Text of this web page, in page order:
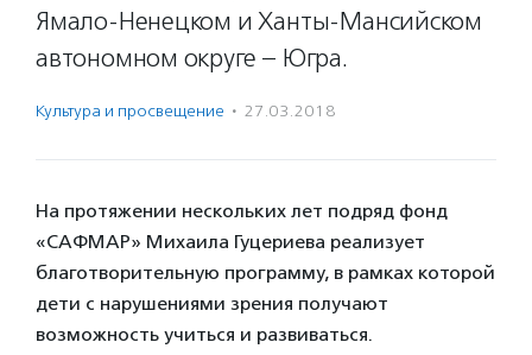
Ямало-Ненецком и Ханты-Мансийском
автономном округе – Югра.
Культура и просвещение · 27.03.2018
На протяжении нескольких лет подряд фонд
«САФМАР» Михаила Гуцериева реализует
благотворительную программу, в рамках которой
дети с нарушениями зрения получают
возможность учиться и развиваться.